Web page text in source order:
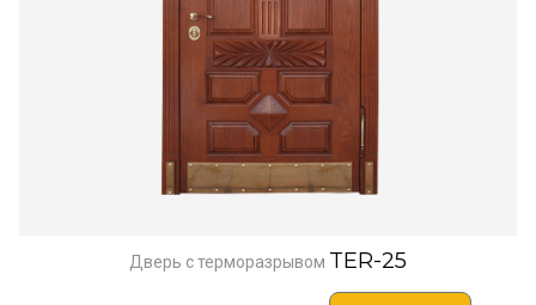
Дверь с терморазрывом TER-25